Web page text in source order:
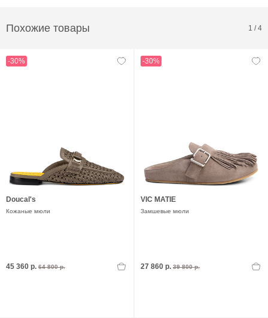
Похожие товары 1 /4
-30%
Doucal's
Кожаные мюли
45 360 р. 64 800 р.
-30%
VIC MATIE
Замшевые мюли
27 860 р. 39 800 р.